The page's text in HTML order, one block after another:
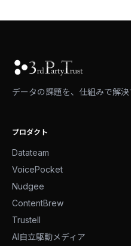
データの課題を、仕組みで解決
プロダクト
Datateam
VoicePocket
Nudgee
ContentBrew
Trustell
AI自立駆動メディア